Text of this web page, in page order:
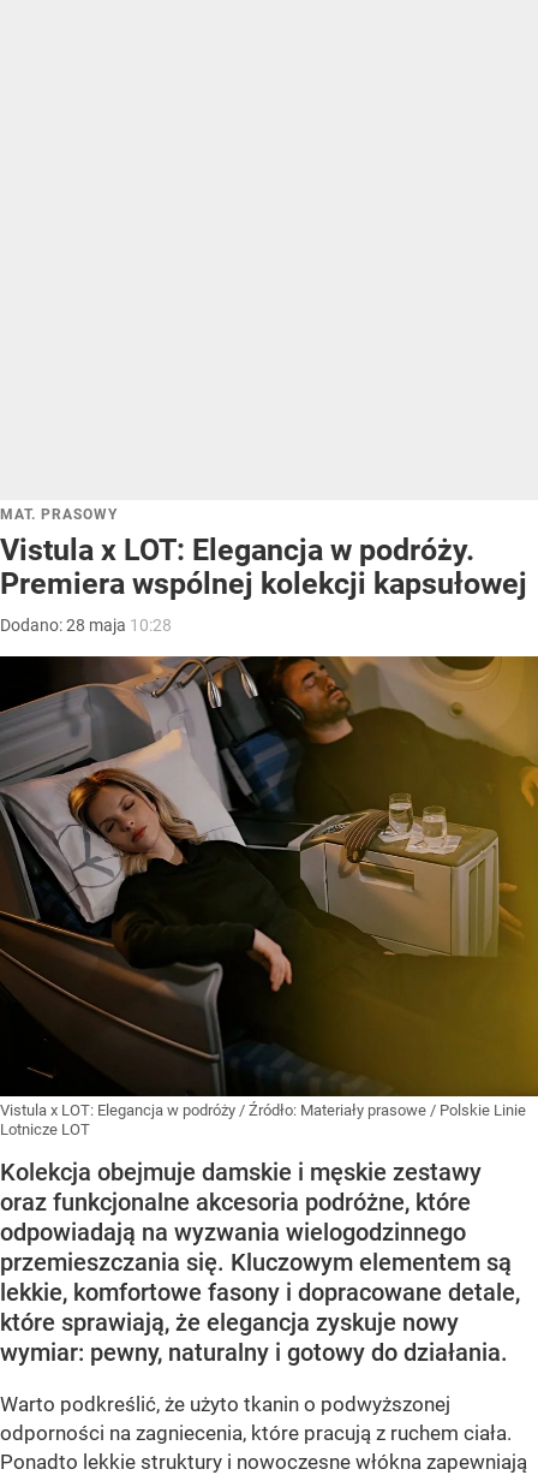
MAT. PRASOWY
Vistula x LOT: Elegancja w podróży.
Premiera wspólnej kolekcji kapsułowej
Dodano:28 maja 10:28
Vistula x LOT: Elegancja w podróży / Źródło: Materiały prasowe / Polskie Linie
Lotnicze LOT
Kolekcja obejmuje damskie i męskie zestawy
oraz funkcjonalne akcesoria podróżne, które
odpowiadają na wyzwania wielogodzinnego
przemieszczania się. Kluczowym elementem są
lekkie, komfortowe fasony i dopracowane detale,
które sprawiają, że elegancja zyskuje nowy
wymiar: pewny, naturalny i gotowy do działania.
Warto podkreślić, że użyto tkanin o podwyższonej
odporności na zagniecenia, które pracują z ruchem ciała.
Ponadto lekkie struktury i nowoczesne włókna zapewniają